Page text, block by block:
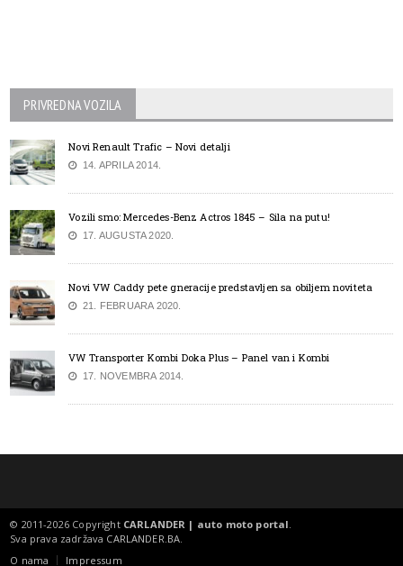
PRIVREDNA VOZILA
Novi Renault Trafic – Novi detalji
14. APRILA 2014.
Vozili smo: Mercedes-Benz Actros 1845 – Sila na putu!
17. AUGUSTA 2020.
Novi VW Caddy pete gneracije predstavljen sa obiljem noviteta
21. FEBRUARA 2020.
VW Transporter Kombi Doka Plus – Panel van i Kombi
17. NOVEMBRA 2014.
© 2011-2026 Copyright CARLANDER | auto moto portal.
Sva prava zadržava CARLANDER.BA.
O nama
Impressum